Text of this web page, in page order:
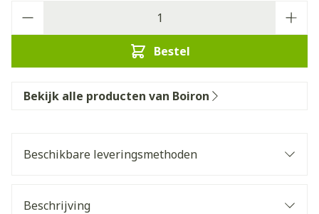
Bestel
Bekijk alle producten van Boiron
Beschikbare leveringsmethoden
Beschrijving